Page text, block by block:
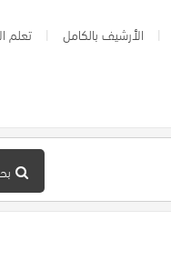
الأرشيف بالكامل تعلم